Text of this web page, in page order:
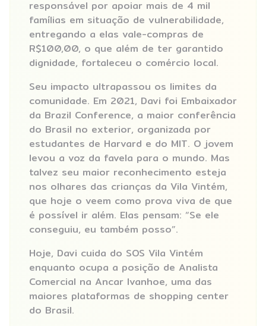
responsável por apoiar mais de 4 mil
famílias em situação de vulnerabilidade,
entregando a elas vale-compras de
R$100,00, o que além de ter garantido
dignidade, fortaleceu o comércio local.
Seu impacto ultrapassou os limites da
comunidade. Em 2021, Davi foi Embaixador
da Brazil Conference, a maior conferência
do Brasil no exterior, organizada por
estudantes de Harvard e do MIT. O jovem
levou a voz da favela para o mundo. Mas
talvez seu maior reconhecimento esteja
nos olhares das crianças da Vila Vintém,
que hoje o veem como prova viva de que
é possível ir além. Elas pensam: “Se ele
conseguiu, eu também posso”.
Hoje, Davi cuida do SOS Vila Vintém
enquanto ocupa a posição de Analista
Comercial na Ancar Ivanhoe, uma das
maiores plataformas de shopping center
do Brasil.